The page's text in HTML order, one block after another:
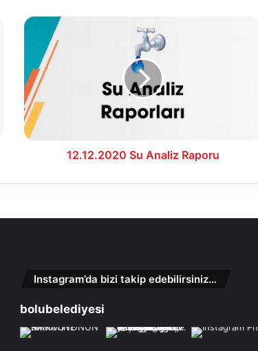
12.12.2020
Analiz
Raporu
12.12.2020 Su Analiz Raporu
Instagram’da bizi takip edebilirsiniz…
bolubelediyesi